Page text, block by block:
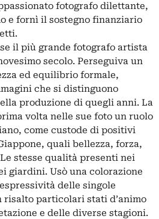
fotografo dilettante,
e fornì il sostegno finanziario
il più grande fotografo artista
secolo. Perseguiva un
ed equilibrio formale,
che si distinguono
produzione di quegli anni. La
volta nelle sue foto un ruolo
come custode di positivi
quali bellezza, forza,
stesse qualità presenti nei
giardini. Usò una colorazione
delle singole
particolari stati d’animo
e delle diverse stagioni.